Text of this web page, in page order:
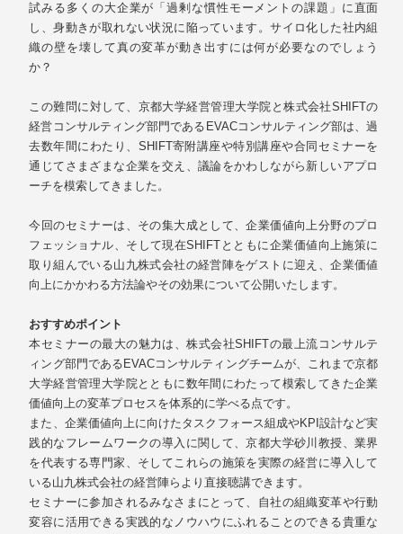
試みる多くの大企業が「過剰な慣性モーメントの課題」に直面
し、身動きが取れない状況に陥っています。サイロ化した社内組
織の壁を壊して真の変革が動き出すには何が必要なのでしょう
か？
この難問に対して、京都大学経営管理大学院と株式会社SHIFTの
経営コンサルティング部門であるEVACコンサルティング部は、過
去数年間にわたり、SHIFT寄附講座や特別講座や合同セミナーを
通じてさまざまな企業を交え、議論をかわしながら新しいアプロ
ーチを模索してきました。
今回のセミナーは、その集大成として、企業価値向上分野のプロ
フェッショナル、そして現在SHIFTとともに企業価値向上施策に
取り組んでいる山九株式会社の経営陣をゲストに迎え、企業価値
向上にかかわる方法論やその効果について公開いたします。
おすすめポイント
本セミナーの最大の魅力は、株式会社SHIFTの最上流コンサルテ
ィング部門であるEVACコンサルティングチームが、これまで京都
大学経営管理大学院とともに数年間にわたって模索してきた企業
価値向上の変革プロセスを体系的に学べる点です。
また、企業価値向上に向けたタスクフォース組成やKPI設計など実
践的なフレームワークの導入に関して、京都大学砂川教授、業界
を代表する専門家、そしてこれらの施策を実際の経営に導入して
いる山九株式会社の経営陣らより直接聴講できます。
セミナーに参加されるみなさまにとって、自社の組織変革や行動
変容に活用できる実践的なノウハウにふれることのできる貴重な